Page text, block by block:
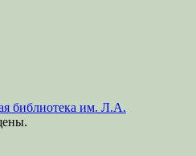
библиотека им. Л.А.